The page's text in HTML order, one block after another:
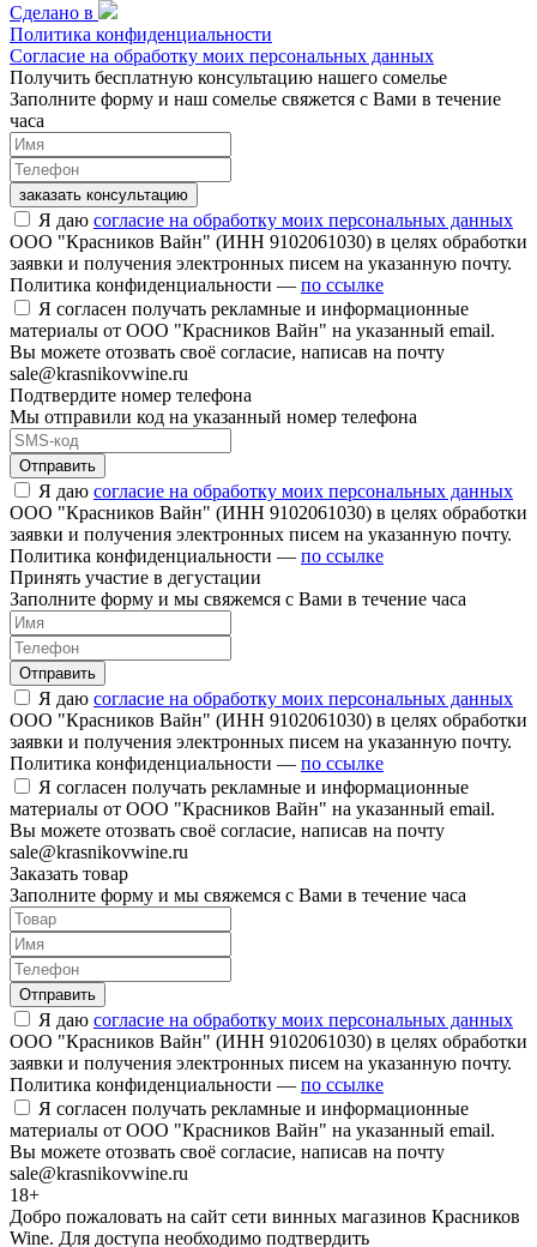
Сделано в
Политика конфиденциальности
Согласие на обработку моих персональных данных
Получить бесплатную консультацию нашего сомелье
Заполните форму и наш сомелье свяжется с Вами в течение
часа
заказать консультацию
Я даю согласие на обработку моих персональных данных
ООО "Красников Вайн" (ИНН 9102061030) в целях обработки
заявки и получения электронных писем на указанную почту.
Политика конфиденциальности — по ссылке
Я согласен получать рекламные и информационные
материалы от ООО "Красников Вайн" на указанный email.
Вы можете отозвать своё согласие, написав на почту
sale@krasnikovwine.ru
Подтвердите номер телефона
Мы отправили код на указанный номер телефона
Отправить
Я даю согласие на обработку моих персональных данных
ООО "Красников Вайн" (ИНН 9102061030) в целях обработки
заявки и получения электронных писем на указанную почту.
Политика конфиденциальности — по ссылке
Принять участие в дегустации
Заполните форму и мы свяжемся с Вами в течение часа
Отправить
Я даю согласие на обработку моих персональных данных
ООО "Красников Вайн" (ИНН 9102061030) в целях обработки
заявки и получения электронных писем на указанную почту.
Политика конфиденциальности — по ссылке
Я согласен получать рекламные и информационные
материалы от ООО "Красников Вайн" на указанный email.
Вы можете отозвать своё согласие, написав на почту
sale@krasnikovwine.ru
Заказать товар
Заполните форму и мы свяжемся с Вами в течение часа
Отправить
Я даю согласие на обработку моих персональных данных
ООО "Красников Вайн" (ИНН 9102061030) в целях обработки
заявки и получения электронных писем на указанную почту.
Политика конфиденциальности — по ссылке
Я согласен получать рекламные и информационные
материалы от ООО "Красников Вайн" на указанный email.
Вы можете отозвать своё согласие, написав на почту
sale@krasnikovwine.ru
18+
Добро пожаловать на сайт сети винных магазинов Красников
Wine. Для доступа необходимо подтвердить